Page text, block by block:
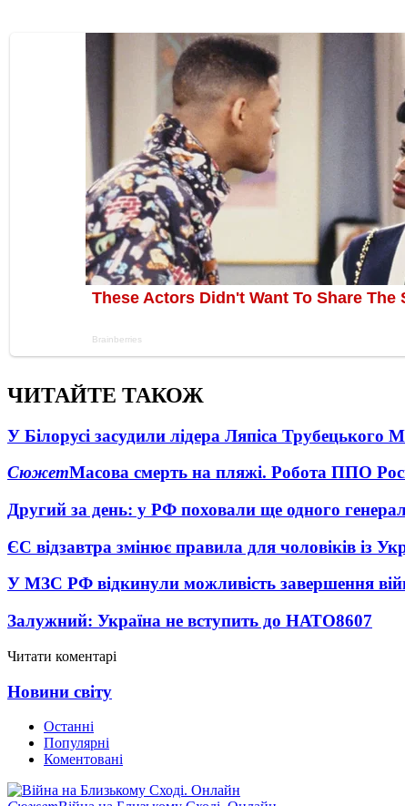
ЧИТАЙТЕ ТАКОЖ
У Білорусі засудили лідера Ляпіса Трубецького
СюжетМасова смерть на пляжі. Робота ППО
Другий за день: у РФ поховали ще одного
ЄС відзавтра змінює правила для чоловіків із
У МЗС РФ відкинули можливість завершення
Залужний: Україна не вступить до НАТО8607
Читати коментарі
Новини світу
Останні
Популярні
Коментовані